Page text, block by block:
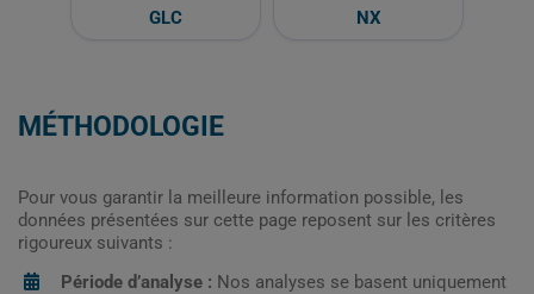
GLC
NX
MÉTHODOLOGIE
Pour vous garantir la meilleure information possible, les
données présentées sur cette page reposent sur les critères
rigoureux suivants :
Période d’analyse : Nos analyses se basent uniquement